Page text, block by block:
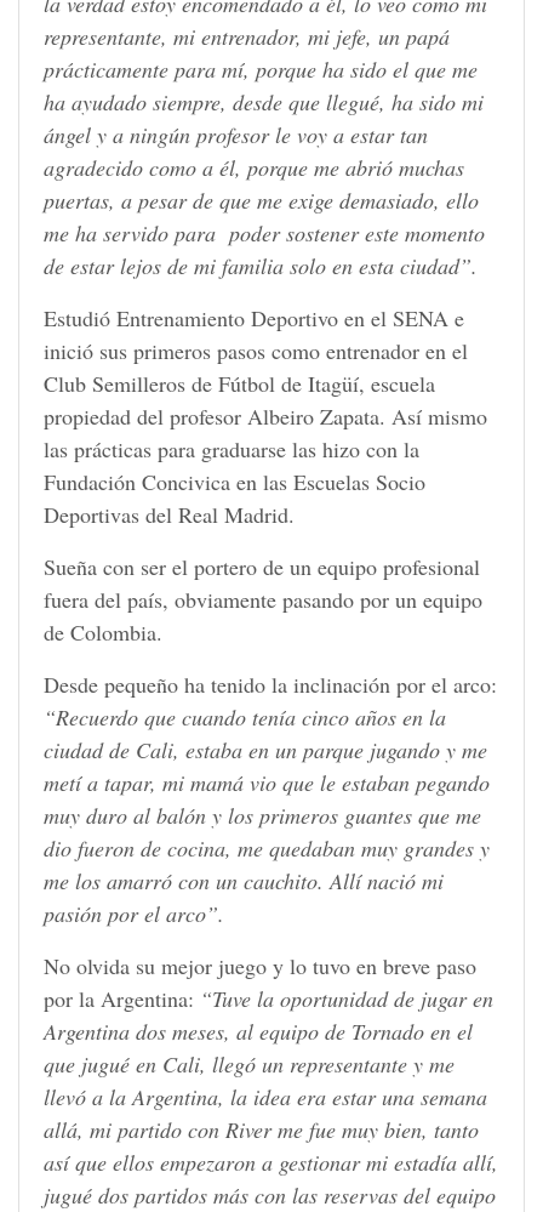
representante, mi entrenador, mi jefe, un papá
prácticamente para mí, porque ha sido el que me
ha ayudado siempre, desde que llegué, ha sido mi
ángel y a ningún profesor le voy a estar tan
agradecido como a él, porque me abrió muchas
puertas, a pesar de que me exige demasiado, ello
me ha servido para poder sostener este momento
de estar lejos de mi familia solo en esta ciudad”.
Estudió Entrenamiento Deportivo en el SENA e
inició sus primeros pasos como entrenador en el
Club Semilleros de Fútbol de Itagüí, escuela
propiedad del profesor Albeiro Zapata. Así mismo
las prácticas para graduarse las hizo con la
Fundación Concivica en las Escuelas Socio
Deportivas del Real Madrid.
Sueña con ser el portero de un equipo profesional
fuera del país, obviamente pasando por un equipo
de Colombia.
Desde pequeño ha tenido la inclinación por el arco:
“Recuerdo que cuando tenía cinco años en la
ciudad de Cali, estaba en un parque jugando y me
metí a tapar, mi mamá vio que le estaban pegando
muy duro al balón y los primeros guantes que me
dio fueron de cocina, me quedaban muy grandes y
me los amarró con un cauchito. Allí nació mi
pasión por el arco”.
No olvida su mejor juego y lo tuvo en breve paso
por la Argentina: “Tuve la oportunidad de jugar en
Argentina dos meses, al equipo de Tornado en el
que jugué en Cali, llegó un representante y me
llevó a la Argentina, la idea era estar una semana
allá, mi partido con River me fue muy bien, tanto
así que ellos empezaron a gestionar mi estadía allí,
jugué dos partidos más con las reservas del equipo